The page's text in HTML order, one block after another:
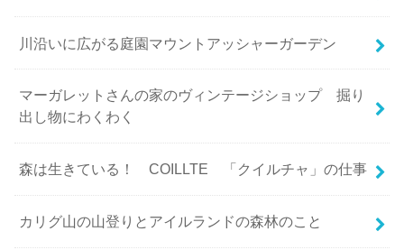
川沿いに広がる庭園マウントアッシャーガーデン
マーガレットさんの家のヴィンテージショップ 掘り
出し物にわくわく
森は生きている！ COILLTE 「クイルチャ」の仕事
カリグ山の山登りとアイルランドの森林のこと